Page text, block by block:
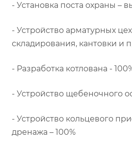
- Установка поста охраны –
- Устройство арматурных
складирования, кантовки и
- Разработка котлована -
- Устройство щебеночного
- Устройство кольцевого
дренажа – 100%